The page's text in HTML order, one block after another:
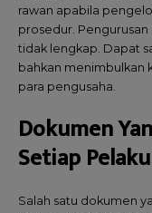
rawan apabila
prosedur.
tidak lengkap. Dapat
bahkan menimbulkan
para pengusaha.
Dokumen
Setiap
Salah satu dokumen